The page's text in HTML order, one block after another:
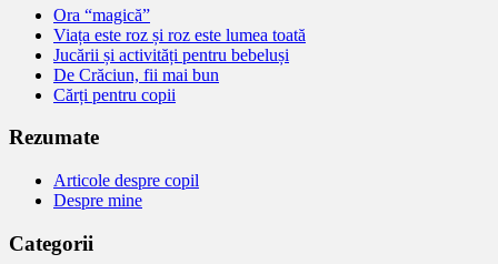
Ora “magică”
Viața este roz și roz este lumea toată
Jucării și activități pentru bebeluși
De Crăciun, fii mai bun
Cărți pentru copii
Rezumate
Articole despre copil
Despre mine
Categorii